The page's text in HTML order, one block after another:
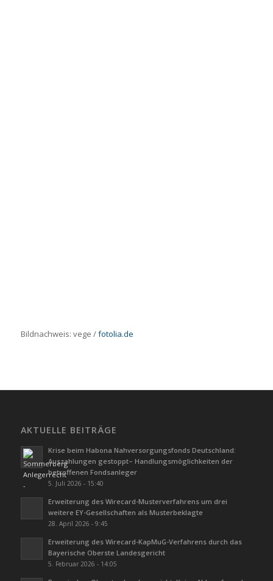
Bildnachweis: vege /fotolia.de
AKTUELLE BEITRÄGE
Krise beim Habona Nahversorgungsfonds Deutschland:
Auszahlungen gestoppt– Handlungsmöglichkeiten der
betroffenen Fondsanleger
5. Juli 2026 - 15:40
Erweiterung des Wirecard-Musterverfahrens um drei
weitere EY-Gesellschaften als Musterbeklagte
28. April 2026 - 9:45
Erweiterung des Wirecard-KapMuG-Verfahrens durch das
Bayerische Oberste Landesgericht
5. Februar 2026 - 14:05